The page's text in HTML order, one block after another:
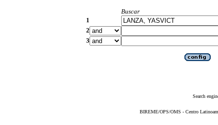
Buscar
1
2
3
Search
BIREME/OPS/OMS - Centro